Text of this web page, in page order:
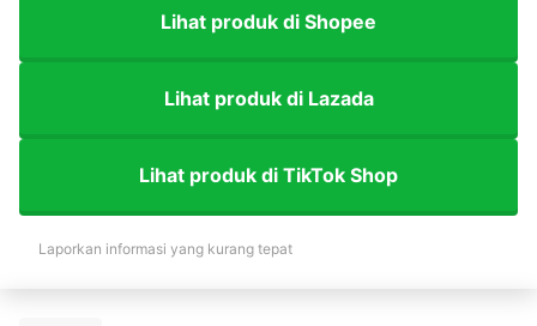
Lihat produk di Shopee
Lihat produk di Lazada
Lihat produk di TikTok Shop
Laporkan informasi yang kurang tepat